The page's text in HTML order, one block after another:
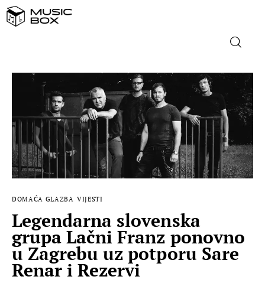
NASLOVNICA
DOMAĆA GLAZBA
STRANA GLAZBA
FILM
MUSIC BOX
DOMAĆA GLAZBA VIJESTI
Legendarna slovenska
grupa Lačni Franz ponovno
u Zagrebu uz potporu Sare
Renar i Rezervi